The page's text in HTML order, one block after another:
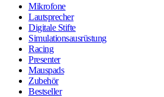
Mikrofone
Lautsprecher
Digitale Stifte
Simulationsausrüstung
Racing
Presenter
Mauspads
Zubehör
Bestseller